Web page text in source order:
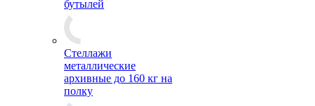
бутылей
Стеллажи
металлические
архивные до 160 кг на
полку